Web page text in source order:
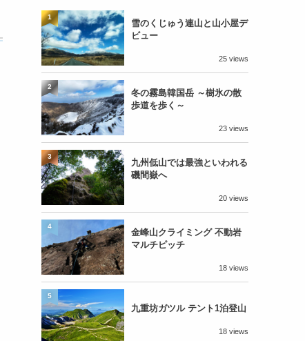
雪のくじゅう連山と山小屋デ
ビュー
25 views
1
冬の霧島韓国岳 ～樹氷の散
歩道を歩く～
23 views
2
九州低山では最強といわれる
磯間嶽へ
20 views
3
金峰山クライミング 不動岩
マルチピッチ
18 views
4
九重坊ガツル テント1泊登山
18 views
5